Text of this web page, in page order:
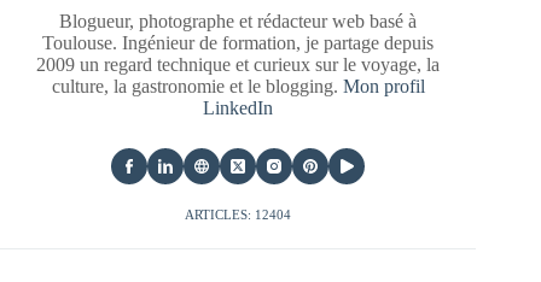
Blogueur, photographe et rédacteur web basé à
Toulouse. Ingénieur de formation, je partage depuis
2009 un regard technique et curieux sur le voyage, la
culture, la gastronomie et le blogging. Mon profil
LinkedIn
ARTICLES: 12404